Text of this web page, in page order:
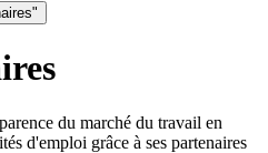
du marché du travail en
d'emploi grâce à ses partenaires